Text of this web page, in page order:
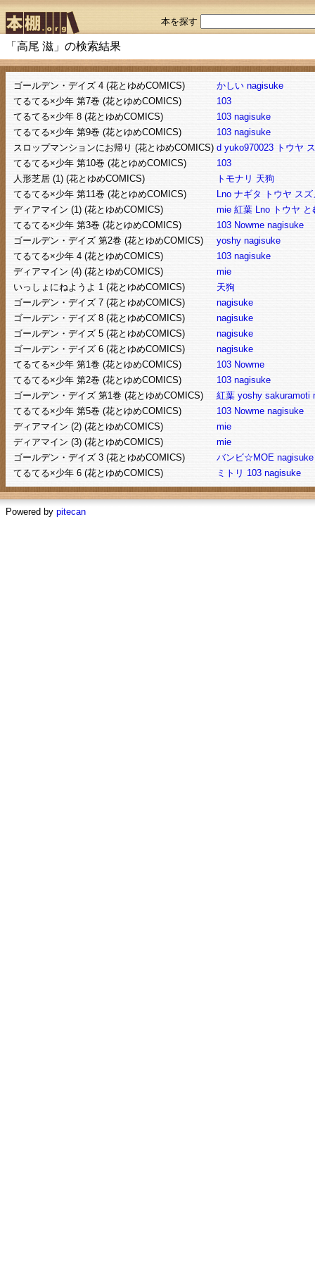
本を探す
「高尾 滋」の検索結果
ゴールデン・デイズ 4 (花とゆめCOMICS) かしい nagisuke
てるてる×少年 第7巻 (花とゆめCOMICS)
103
てるてる×少年 8 (花とゆめCOMICS)
103 nagisuke
てるてる×少年 第9巻 (花とゆめCOMICS)
103 nagisuke
スロップマンションにお帰り (花とゆめCOMICS) d yuko970023 トウヤ
てるてる×少年 第10巻 (花とゆめCOMICS)
103
人形芝居 (1) (花とゆめCOMICS)
トモナリ 天狗
てるてる×少年 第11巻 (花とゆめCOMICS)
Lno ナギタ トウヤ ス
ディアマイン (1) (花とゆめCOMICS)
mie 紅葉 Lno トウヤ と
てるてる×少年 第3巻 (花とゆめCOMICS)
103 Nowme nagisuke
ゴールデン・デイズ 第2巻 (花とゆめCOMICS)
yoshy nagisuke
てるてる×少年 4 (花とゆめCOMICS)
103 nagisuke
ディアマイン (4) (花とゆめCOMICS)
mie
いっしょにねようよ 1 (花とゆめCOMICS)
天狗
ゴールデン・デイズ 7 (花とゆめCOMICS)
nagisuke
ゴールデン・デイズ 8 (花とゆめCOMICS)
nagisuke
ゴールデン・デイズ 5 (花とゆめCOMICS)
nagisuke
ゴールデン・デイズ 6 (花とゆめCOMICS)
nagisuke
てるてる×少年 第1巻 (花とゆめCOMICS)
103 Nowme
てるてる×少年 第2巻 (花とゆめCOMICS)
103 nagisuke
ゴールデン・デイズ 第1巻 (花とゆめCOMICS)
紅葉 yoshy sakuramoti
てるてる×少年 第5巻 (花とゆめCOMICS)
103 Nowme nagisuke
ディアマイン (2) (花とゆめCOMICS)
mie
ディアマイン (3) (花とゆめCOMICS)
mie
ゴールデン・デイズ 3 (花とゆめCOMICS)
バンビ☆MOE nagisuke
てるてる×少年 6 (花とゆめCOMICS)
ミトリ 103 nagisuke
Powered by pitecan